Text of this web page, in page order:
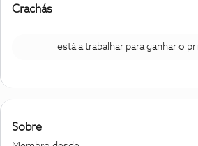
Crachás
está a trabalhar para ganhar o
Sobre